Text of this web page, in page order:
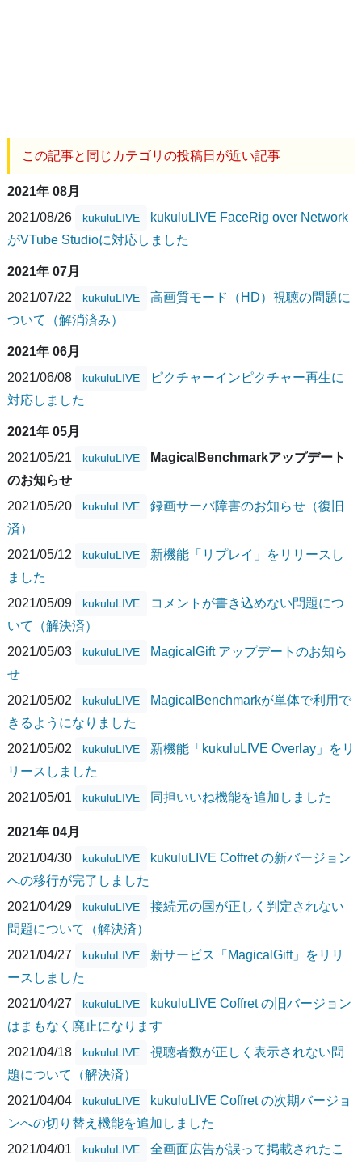
この記事と同じカテゴリの投稿日が近い記事
2021年 08月
2021/08/26
kukuluLIVE
kukuluLIVE FaceRig over Network
がVTube Studioに対応しました
2021年 07月
2021/07/22
kukuluLIVE
高画質モード（HD）視聴の問題に
ついて（解消済み）
2021年 06月
2021/06/08
kukuluLIVE
ピクチャーインピクチャー再生に
対応しました
2021年 05月
2021/05/21
kukuluLIVE
MagicalBenchmarkアップデート
のお知らせ
2021/05/20
kukuluLIVE
録画サーバ障害のお知らせ（復旧
済）
2021/05/12
kukuluLIVE
新機能「リプレイ」をリリースし
ました
2021/05/09
kukuluLIVE
コメントが書き込めない問題につ
いて（解決済）
2021/05/03
kukuluLIVE
MagicalGift アップデートのお知ら
せ
2021/05/02
kukuluLIVE
MagicalBenchmarkが単体で利用で
きるようになりました
2021/05/02
kukuluLIVE
新機能「kukuluLIVE Overlay」をリ
リースしました
2021/05/01
kukuluLIVE 同担いいね機能を追加しました
2021年 04月
2021/04/30
kukuluLIVE
kukuluLIVE Coffret の新バージョン
への移行が完了しました
2021/04/29
kukuluLIVE
接続元の国が正しく判定されない
問題について（解決済）
2021/04/27
kukuluLIVE
新サービス「MagicalGift」をリリ
ースしました
2021/04/27
kukuluLIVE
kukuluLIVE Coffret の旧バージョン
はまもなく廃止になります
2021/04/18
kukuluLIVE
視聴者数が正しく表示されない問
題について（解決済）
2021/04/04
kukuluLIVE
kukuluLIVE Coffret の次期バージョ
ンへの切り替え機能を追加しました
2021/04/01
kukuluLIVE
全画面広告が誤って掲載されたこ